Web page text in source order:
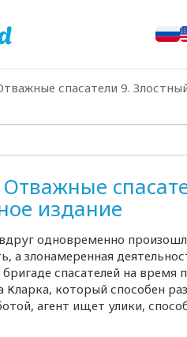
спасатели 9.
издание
одновременно
а злонамеренная
спасателей на
Кларка, который способен
агент ищет улики,